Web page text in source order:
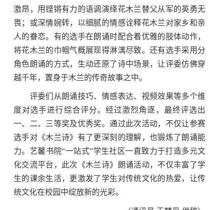
激昂，用铿锵有力的语调演绎花木兰替父从军的英勇无
畏；或深情婉转，以细腻的情感诠释花木兰对家乡和亲
人的眷恋。有的选手在朗诵时配合着优雅的肢体动作，
将花木兰的巾帼气概展现得淋漓尽致。还有选手采用分
角色朗诵的方式，生动还原了诗中场景，让评委仿佛穿
越千年，置身于木兰的传奇故事之中。
评委们从朗诵技巧、情感表达、视频效果等多个维
度对选手进行综合评分。经过激烈角逐，最终评选出
一、二、三等奖及优秀奖。通过此次活动，不仅让参赛
选手对《木兰诗》有了更深刻的理解，也锻炼了朗诵能
力。艺馨书院“一站式”学生社区一直致力于打造多元文
化交流平台，此次《木兰诗》朗诵活动，不仅丰富了学
生的课余生活，更激发了学生对传统文化的热爱，让传
统文化在校园中绽放新的光彩。